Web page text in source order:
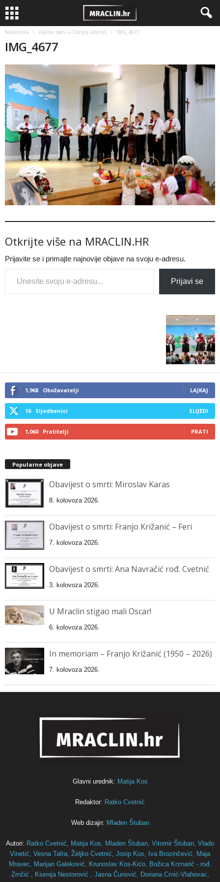
Naslovnica Vojkovi dani u Donjoj Lomnici IMG_4677
IMG_4677
Otkrijte više na MRACLIN.HR
Prijavite se i primajte najnovije objave na svoju e-adresu.
Type your email…
Prijavi se
1,968 Obožavatelji LAJKAJ
16 Sljedbenici SLIJEDI
1,060 Pratitelji PRATI
Popularne objave
Obavijest o smrti: Miroslav Karas
8. kolovoza 2026.
Obavijest o smrti: Franjo Križanić – Feri
7. kolovoza 2026.
Obavijest o smrti: Ana Navračić rođ. Cvetnić
3. kolovoza 2026.
U Mraclin stigao mali Oscar!
6. kolovoza 2026.
In memoriam – Franjo Križanić (1950 – 2026)
7. kolovoza 2026.
Glavni urednik: Matija Kos
Redaktor: Ratko Cvetnić
Web dizajn: Mladen Štuban
Autori: Ratko Cvetnić, Matija Kos, Mladen Štuban, Vitomir Štuban, Vlado
Vinetić, Vesna Tafra, Željko Cvetnić, Josip Kos, Iva Brozinčević, Maja
Mravec, Marijan Galeković, Krunoslav Kos-Kićo, Božica Krznarić - rođ.
Zrnčić , Ksenija Nestorović , Jasna Čunović, Doriana Crnić-Vlahovac,